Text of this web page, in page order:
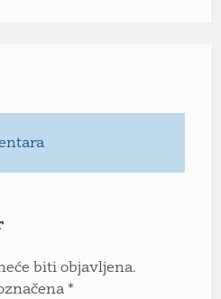
biti objavljena.
*